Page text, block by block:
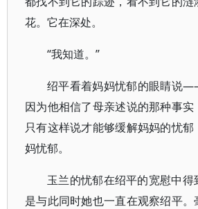
花。它在深处。
“我知道。”
绍平看着妈妈忧郁的眼睛说
因为他相信了母亲述说的那种事
只有这样说才能够缓解妈妈的忧
妈忧郁。
玉兰的忧郁在绍平的宽慰中得
是与此同时她也一直在观察绍平